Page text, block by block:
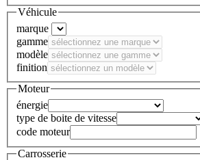
Véhicule
marque
gamme
modèle
finition
Moteur
énergie
type de boite de vitesse
code moteur
Carrosserie